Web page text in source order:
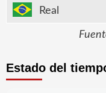
Real
Estado del